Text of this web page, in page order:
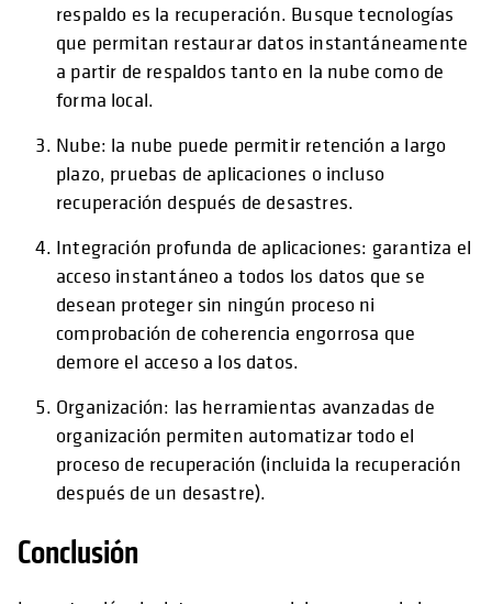
respaldo es la recuperación. Busque tecnologías
que permitan restaurar datos instantáneamente
a partir de respaldos tanto en la nube como de
forma local.
Nube: la nube puede permitir retención a largo
plazo, pruebas de aplicaciones o incluso
recuperación después de desastres.
Integración profunda de aplicaciones: garantiza el
acceso instantáneo a todos los datos que se
desean proteger sin ningún proceso ni
comprobación de coherencia engorrosa que
demore el acceso a los datos.
Organización: las herramientas avanzadas de
organización permiten automatizar todo el
proceso de recuperación (incluida la recuperación
después de un desastre).
Conclusión